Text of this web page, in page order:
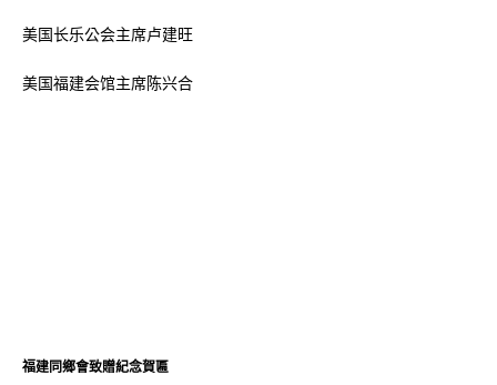
美国长乐公会主席卢建旺
美国福建会馆主席陈兴合
福建同鄉會致贈紀念賀匾